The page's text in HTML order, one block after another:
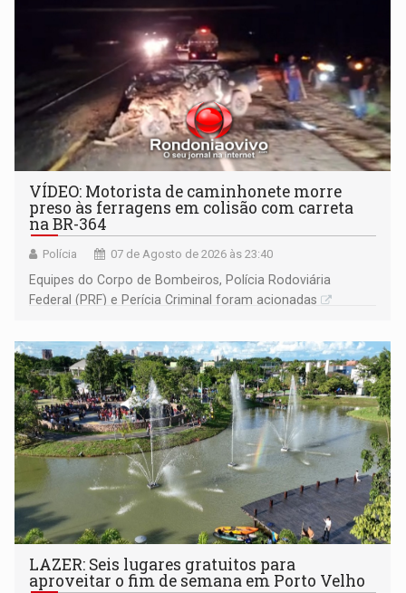
VÍDEO: Motorista de caminhonete morre
preso às ferragens em colisão com carreta
na BR-364
Polícia 07 de Agosto de 2026 às 23:40
Equipes do Corpo de Bombeiros, Polícia Rodoviária
Federal (PRF) e Perícia Criminal foram acionadas
LAZER: Seis lugares gratuitos para
aproveitar o fim de semana em Porto Velho